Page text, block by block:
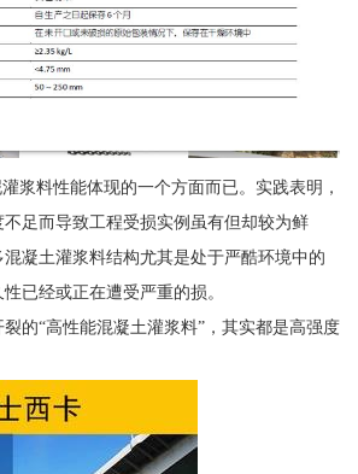
浆料性能体现的一个方面而已。实践表明，
足而导致工程受损实例虽有但却较为鲜
凝土灌浆料结构尤其是处于严酷环境中的
已经或正在遭受严重的损。
的“高性能混凝土灌浆料”，其实都是高强度